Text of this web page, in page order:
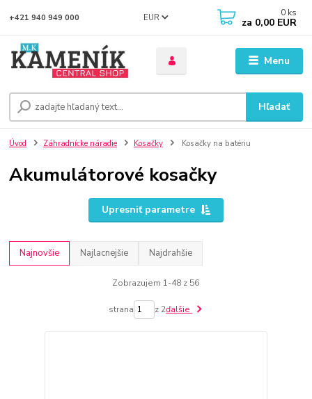
Menu
EUR
Hľadať
+421 940 949 000 0 ks
za 0,00 EUR
Úvod Záhradnícke náradie Kosačky Kosačky na batériu
Akumulátorové kosačky
Upresniť parametre
Najnovšie Najlacnejšie Najdrahšie
Zobrazujem 1-48 z 56
strana z 2ďalšie